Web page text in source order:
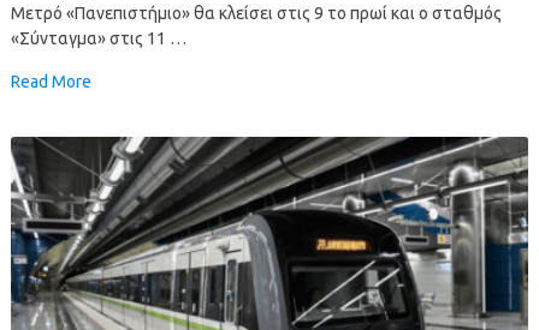
Μετρό «Πανεπιστήμιο» θα κλείσει στις 9 το πρωί και ο σταθμός
«Σύνταγμα» στις 11 …
Read More